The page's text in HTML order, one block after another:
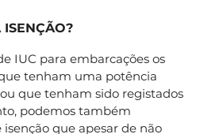
IUC para embarcações os
tenham uma potência
que tenham sido registados
podemos também
que apesar de não